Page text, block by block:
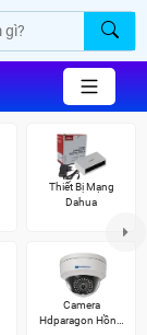
Thiết Bị Mạng
Dahua
Camera
Hdparagon Hồng